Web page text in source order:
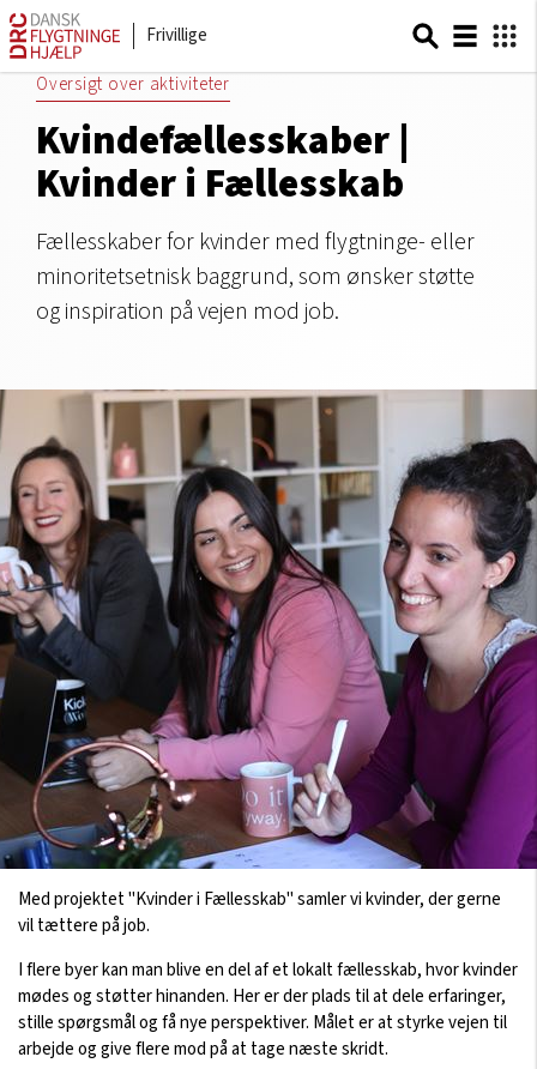
Frivillige
Oversigt over aktiviteter
Kvindefællesskaber |
Kvinder i Fællesskab
Fællesskaber for kvinder med flygtninge- eller
minoritetsetnisk baggrund, som ønsker støtte
og inspiration på vejen mod job.
Med projektet "Kvinder i Fællesskab" samler vi kvinder, der gerne
vil tættere på job.
I flere byer kan man blive en del af et lokalt fællesskab, hvor kvinder
mødes og støtter hinanden. Her er der plads til at dele erfaringer,
stille spørgsmål og få nye perspektiver. Målet er at styrke vejen til
arbejde og give flere mod på at tage næste skridt.